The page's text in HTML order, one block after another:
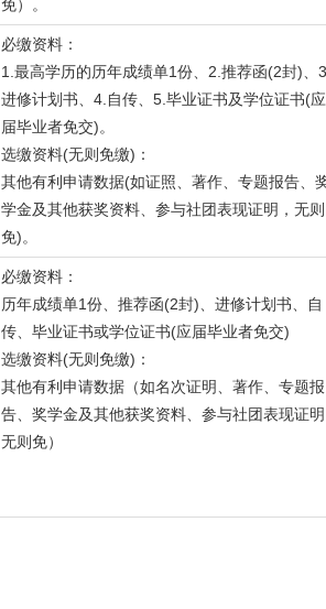
免）。
必缴资料：
1.最高学历的历年成绩单1份、2.推荐函(2封)、
进修计划书、4.自传、5.毕业证书及学位证书(应
届毕业者免交)。
选缴资料(无则免缴)：
其他有利申请数据(如证照、著作、专题报告、
学金及其他获奖资料、参与社团表现证明，无则
免)。
必缴资料：
历年成绩单1份、推荐函(2封)、进修计划书、自
传、毕业证书或学位证书(应届毕业者免交)
选缴资料(无则免缴)：
其他有利申请数据（如名次证明、著作、专题报
告、奖学金及其他获奖资料、参与社团表现证
无则免）